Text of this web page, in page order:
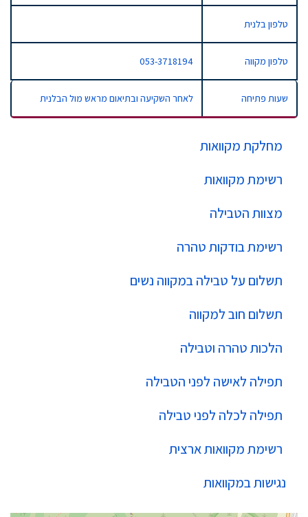
מחלקת מקוואות
רשימת מקוואות
מצוות הטבילה
רשימת בודקות טהרה
תשלום על טבילה במקווה נשים
תשלום חוב למקווה
הלכות טהרה וטבילה
תפילה לאישה לפני הטבילה
תפילה לכלה לפני טבילה
רשימת מקוואות ארצית
נגישות במקוואות
טלפון בלנית
טלפון מקווה 053-3718194
שעות פתיחה לאחר השקיעה ובתיאום מראש מול הבלנית